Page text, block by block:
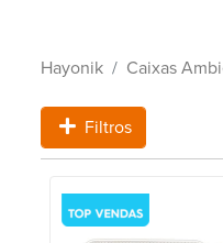
Hayonik Caixas
Filtros